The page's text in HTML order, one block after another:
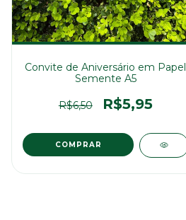
Convite de Aniversário em Papel
Semente A5
R$6,50 R$5,95
COMPRAR